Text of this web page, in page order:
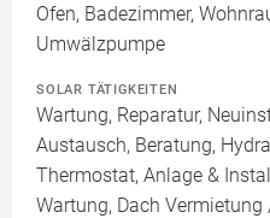
Ofen, Badezimmer,
Umwälzpumpe
SOLAR TÄTIGKEITEN
Wartung, Reparatur,
Austausch, Beratung,
Thermostat, Anlage &
Wartung, Dach